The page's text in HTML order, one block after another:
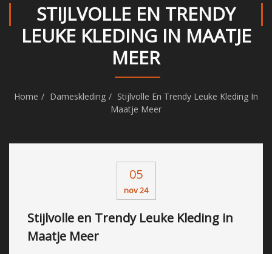
STIJLVOLLE EN TRENDY
LEUKE KLEDING IN MAATJE
MEER
Home Dameskleding
Stijlvolle En Trendy Leuke Kleding In
Maatje Meer
05
nov 24
Stijlvolle en Trendy Leuke Kleding in
Maatje Meer